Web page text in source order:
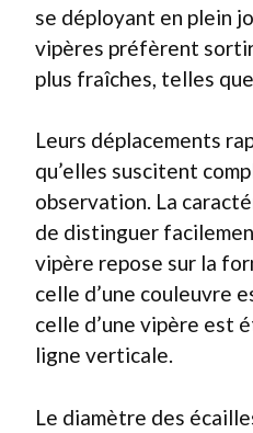
se déployant en plein
vipères préfèrent
plus fraîches, telles
Leurs déplacements
qu’elles suscitent
observation. La
de distinguer
vipère repose sur la
celle d’une couleuvre
celle d’une vipère est
ligne verticale.
Le diamètre des